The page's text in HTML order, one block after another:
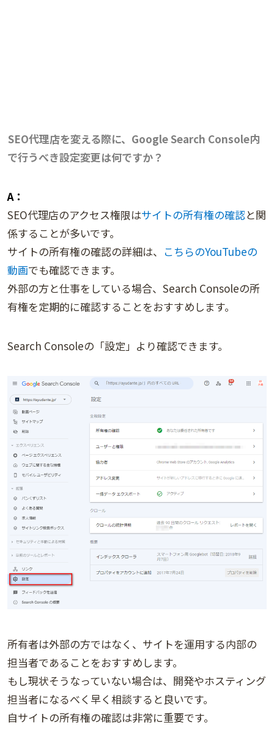
SEO代理店を変える際に、Google Search Console内
で行うべき設定変更は何ですか？
A：
SEO代理店のアクセス権限はサイトの所有権の確認と関
係することが多いです。
サイトの所有権の確認の詳細は、 こちらのYouTubeの
動画でも確認できます。
外部の方と仕事をしている場合、Search Consoleの所
有権を定期的に確認することをおすすめします。
Search Consoleの「設定」より確認できます。
所有者は外部の方ではなく、サイトを運用する内部の
担当者であることをおすすめします。
もし現状そうなっていない場合は、開発やホスティング
担当者になるべく早く相談すると良いです。
自サイトの所有権の確認は非常に重要です。